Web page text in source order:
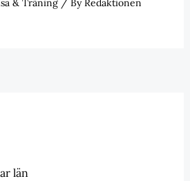
& Träning/ ByRedaktionen
län